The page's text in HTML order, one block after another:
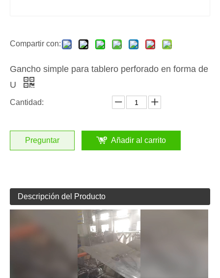
Compartir con:
Gancho simple para tablero perforado en forma de
U
Cantidad:
Preguntar Añadir al carrito
Descripción del Producto